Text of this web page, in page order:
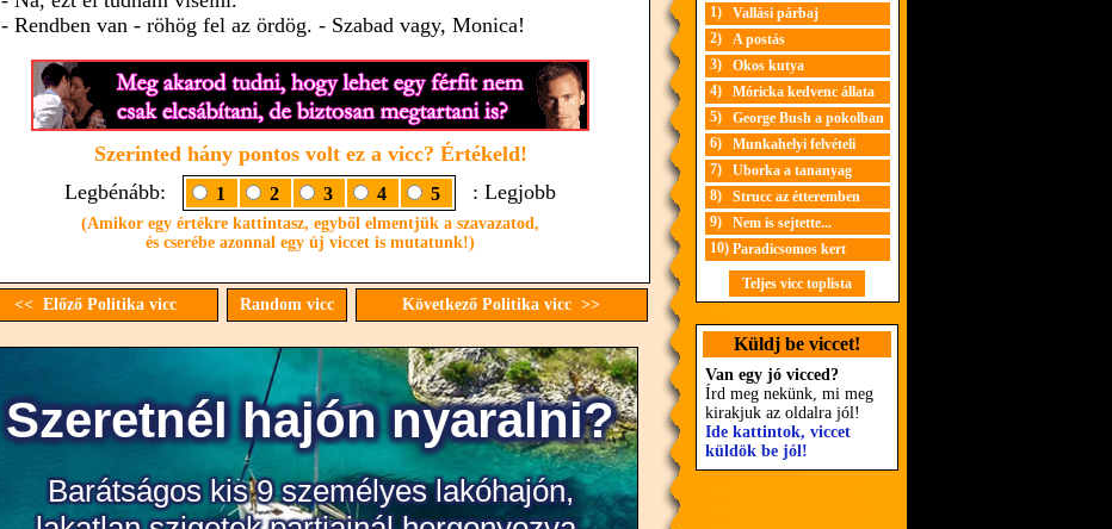
- Rendben van - röhög fel az ördög. - Szabad vagy, Monica!
Szerinted hány pontos volt ez a vicc? Értékeld!
Legbénább:
1 2 3 4 5 : Legjobb
(Amikor egy értékre kattintasz, egyből elmentjük a szavazatod,
és cserébe azonnal egy új viccet is mutatunk!)
<< Előző Politika vicc Random vicc Következő Politika vicc >>
1)
Vallási párbaj
2)
A postás
3)
Okos kutya
4)
Móricka kedvenc állata
5)
George Bush a pokolban
6)
Munkahelyi felvételi
7)
Uborka a tananyag
8)
Strucc az étteremben
9)
Nem is sejtette...
10) Paradicsomos kert
Teljes vicc toplista
Küldj be viccet!
Van egy jó vicced?
Írd meg nekünk, mi meg
kirakjuk az oldalra jól!
Ide kattintok, viccet
küldök be jól!